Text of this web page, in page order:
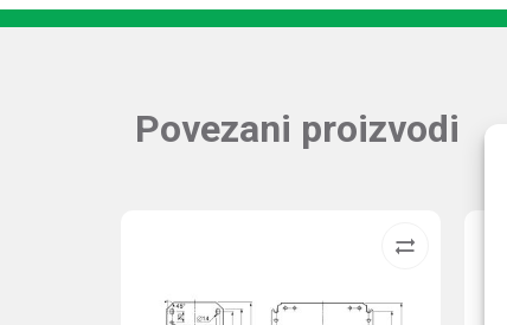
Povezani proizvodi